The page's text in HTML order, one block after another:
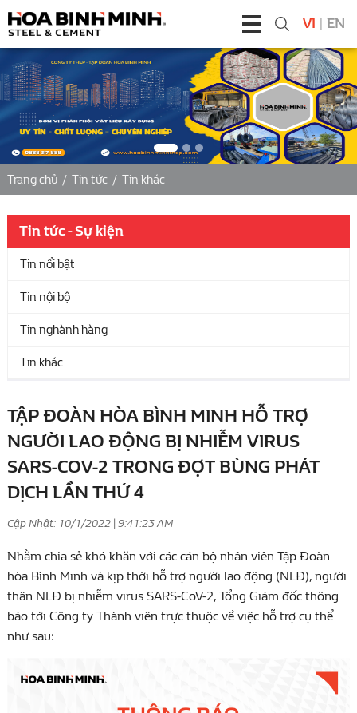
VI | EN
Trang chủ/ Tin tức/ Tin khác
Tin tức - Sự kiện
Tin nổi bật
Tin nội bộ
Tin nghành hàng
Tin khác
TẬP ĐOÀN HÒA BÌNH MINH HỖ TRỢ
NGƯỜI LAO ĐỘNG BỊ NHIỄM VIRUS
SARS-COV-2 TRONG ĐỢT BÙNG PHÁT
DỊCH LẦN THỨ 4
Cập Nhật: 10/1/2022 | 9:41:23 AM
Nhằm chia sẻ khó khăn với các cán bộ nhân viên Tập Đoàn
hòa Bình Minh và kịp thời hỗ trợ người lao động (NLĐ), người
thân NLĐ bị nhiễm virus SARS-CoV-2, Tổng Giám đốc thông
báo tới Công ty Thành viên trực thuộc về việc hỗ trợ cụ thể
như sau: